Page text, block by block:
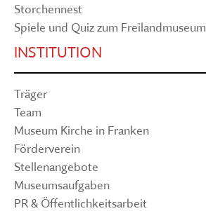
Storchennest
Spiele und Quiz zum Freilandmuseum
INSTITUTION
Träger
Team
Museum Kirche in Franken
Förderverein
Stellenangebote
Museumsaufgaben
PR & Öffentlichkeitsarbeit